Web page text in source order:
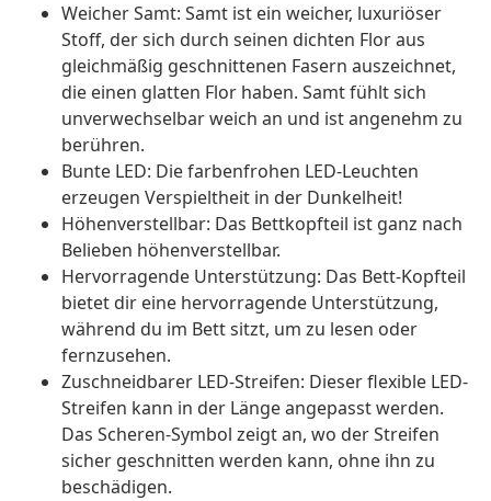
Weicher Samt: Samt ist ein weicher, luxuriöser
Stoff, der sich durch seinen dichten Flor aus
gleichmäßig geschnittenen Fasern auszeichnet,
die einen glatten Flor haben. Samt fühlt sich
unverwechselbar weich an und ist angenehm zu
berühren.
Bunte LED: Die farbenfrohen LED-Leuchten
erzeugen Verspieltheit in der Dunkelheit!
Höhenverstellbar: Das Bettkopfteil ist ganz nach
Belieben höhenverstellbar.
Hervorragende Unterstützung: Das Bett-Kopfteil
bietet dir eine hervorragende Unterstützung,
während du im Bett sitzt, um zu lesen oder
fernzusehen.
Zuschneidbarer LED-Streifen: Dieser flexible LED-
Streifen kann in der Länge angepasst werden.
Das Scheren-Symbol zeigt an, wo der Streifen
sicher geschnitten werden kann, ohne ihn zu
beschädigen.